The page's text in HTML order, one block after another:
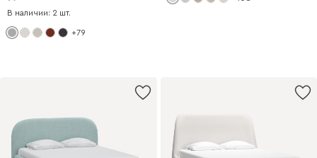
В наличии: 2 шт.
+79